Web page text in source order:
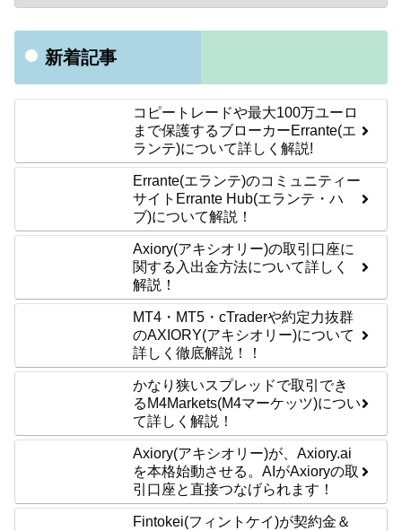
新着記事
コピートレードや最大100万ユーロ
まで保護するブローカーErrante(エ
ランテ)について詳しく解説!
Errante(エランテ)のコミュニティー
サイトErrante Hub(エランテ・ハ
ブ)について解説！
Axiory(アキシオリー)の取引口座に
関する入出金方法について詳しく
解説！
MT4・MT5・cTraderや約定力抜群
のAXIORY(アキシオリー)について
詳しく徹底解説！！
かなり狭いスプレッドで取引でき
るM4Markets(M4マーケッツ)につい
て詳しく解説！
Axiory(アキシオリー)が、Axiory.ai
を本格始動させる。AIがAxioryの取
引口座と直接つなげられます！
Fintokei(フィントケイ)が契約金＆